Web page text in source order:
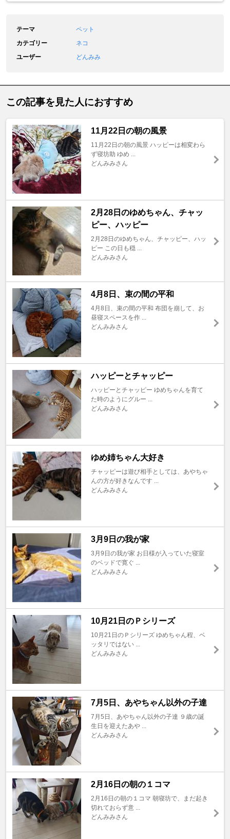
テーマ
ペット
カテゴリー
ネコ
ユーザー
どんみみ
この記事を見た人におすすめ
11月22日の朝の風景
11月22日の朝の風景 ハッピーは相変わら
ず寝坊助 ゆめ ...
どんみみさん
2月28日のゆめちゃん、チャッ
ピー、ハッピー
2月28日のゆめちゃん、チャッピー、ハッ
ピー この日も穏 ...
どんみみさん
4月8日、束の間の平和
4月8日、束の間の平和 布団を崩して、お
昼寝スペースを作 ...
どんみみさん
ハッピーとチャッピー
ハッピーとチャッピー ゆめちゃんを育て
た時のようにグルー ...
どんみみさん
ゆめ姉ちゃん大好き
チャッピーは遊び相手としては、あやちゃ
んの方が好きなんです ...
どんみみさん
3月9日の我が家
3月9日の我が家 お日様が入っていた寝室
のベッドで寛ぐ ...
どんみみさん
10月21日のＰシリーズ
10月21日のＰシリーズ ゆめちゃん程、ベ
ッタリではない ...
どんみみさん
7月5日、あやちゃん以外の子達
7月5日、あやちゃん以外の子達 ９歳の誕
生日を迎えたあや ...
どんみみさん
2月16日の朝の１コマ
2月16日の朝の１コマ 朝寝坊で、まだ起き
切れておらず意 ...
どんみみさん